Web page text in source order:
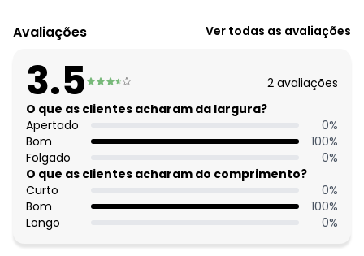
Modelagem: Solta
Decote frente: Halter
Complemento: Detalhe para amarrar;
Comprimento: Longuete
Material: Viscose Plana
Estação: Ano Inteiro
Situação de Uso: Casual
Composição Material: 100% Viscose
Histórico de preços
O preço apresentado abaixo é o menor oferecido em
algum dia do mês, para o menor tamanho disponível.
agosto/2026
N/D*
Avaliações Ver todas as avaliações
3.5 2 avaliações
O que as clientes acharam da largura?
Apertado
0%
Bom
100%
Folgado
0%
O que as clientes acharam do comprimento?
Curto
0%
Bom
100%
Longo
0%